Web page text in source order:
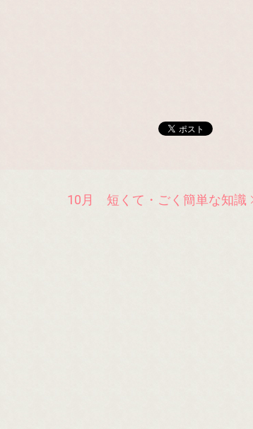
10月 短くて・ごく簡単な知識